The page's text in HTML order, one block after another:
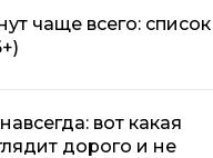
чаще всего: список
вот какая
дорого и не